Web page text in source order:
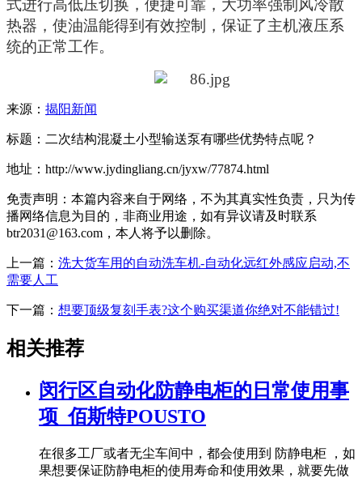
式进行高低压切换，便捷可靠 ， 大功率强制风冷散
热器，使油温能得到有效控制，保证了主机液压系
统的正常工作。
来源： 揭阳新闻
标题：二次结构混凝土小型输送泵有哪些优势特点呢？
地址：http://www.jydingliang.cn/jyxw/77874.html
免责声明：本篇内容来自于网络，不为其真实性负责，只为传
播网络信息为目的，非商业用途，如有异议请及时联系
btr2031@163.com，本人将予以删除。
上一篇： 洗大货车用的自动洗车机-自动化远红外感应启动,不
需要人工
下一篇： 想要顶级复刻手表?这个购买渠道你绝对不能错过!
相关推荐
闵行区自动化防静电柜的日常使用事
项_佰斯特POUSTO
在很多工厂或者无尘车间中，都会使用到 防静电柜 ，如
果想要保证防静电柜的使用寿命和使用效果，就要先做